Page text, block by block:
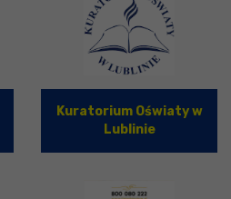
Kuratorium Oświaty w
Lublinie